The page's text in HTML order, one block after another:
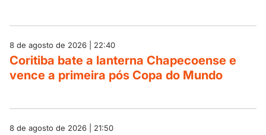
8 de agosto de 2026 | 22:40
Coritiba bate a lanterna Chapecoense e
vence a primeira pós Copa do Mundo
8 de agosto de 2026 | 21:50